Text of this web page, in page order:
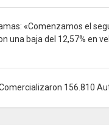
«Comenzamos el
una baja del 12,57% en
156.810